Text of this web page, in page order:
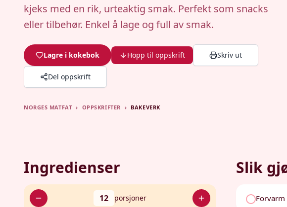
kjeks med en rik, urteaktig smak. Perfekt som snacks
eller tilbehør. Enkel å lage og full av smak.
Lagre i kokebok Hopp til oppskrift Skriv ut
Del oppskrift
NORGES MATFAT › OPPSKRIFTER › BAKEVERK
Ingredienser
12 porsjoner
Slik
Forvarm